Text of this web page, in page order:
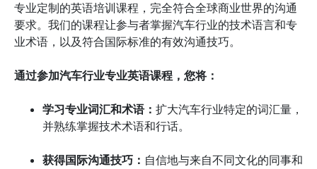
专业定制的英语培训课程，完全符合全球商业世界的沟通
要求。我们的课程让参与者掌握汽车行业的技术语言和专
业术语，以及符合国际标准的有效沟通技巧。
通过参加汽车行业专业英语课程，您将：
学习专业词汇和术语： 扩大汽车行业特定的词汇量，
并熟练掌握技术术语和行话。
获得国际沟通技巧： 自信地与来自不同文化的同事和